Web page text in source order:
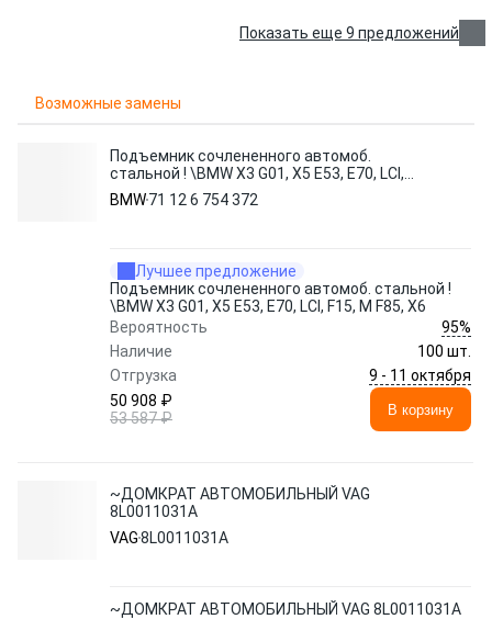
Показать еще 9 предложений
Возможные замены
Подъемник сочлененного автомоб.
стальной ! \BMW X3 G01, X5 E53, E70, LCI,
F15, M F85, X6
BMW71 12 6 754 372
Лучшее предложение
Подъемник сочлененного автомоб. стальной !
\BMW X3 G01, X5 E53, E70, LCI, F15, M F85, X6
Вероятность
95%
Наличие
100 шт.
Отгрузка
9 - 11 октября
50 908 ₽
53 587 ₽
В корзину
~ДОМКРАТ АВТОМОБИЛЬНЫЙ VAG
8L0011031A
VAG8L0011031A
~ДОМКРАТ АВТОМОБИЛЬНЫЙ VAG 8L0011031A